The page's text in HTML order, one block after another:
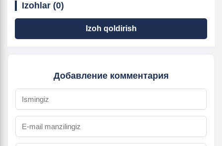
Izohlar (0)
Izoh qoldirish
Добавление комментария